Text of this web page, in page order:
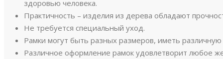
здоровью человека.
Практичность – изделия из дерева обладают
Не требуется специальный уход.
Рамки могут быть разных размеров, иметь различную
Различное оформление рамок удовлетворит любое